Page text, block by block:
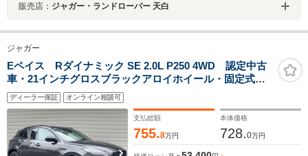
販売店： ジャガー・ランドローバー 天白
ジャガー
Eペイス Rダイナミック SE 2.0L P250 4WD 認定中古
車・21インチグロスブラックアロイホイール・固定式サ
ンルーフ
ディーラー保証 オンライン相談可
支払総額
755.8万円
本体価格
728.0万円